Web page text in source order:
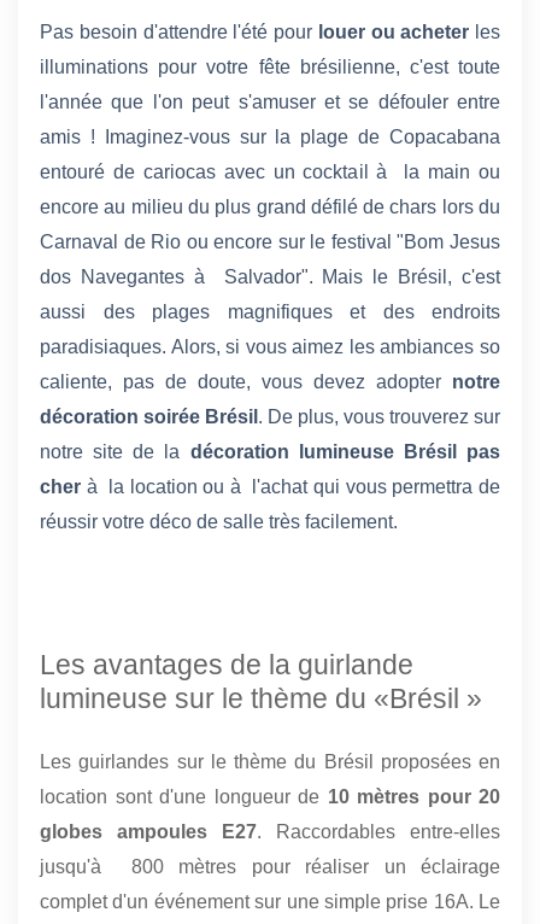
Pas besoin d'attendre l'été pour louer ou acheter les
illuminations pour votre fête brésilienne, c'est toute
l'année que l'on peut s'amuser et se défouler entre
amis ! Imaginez-vous sur la plage de Copacabana
entouré de cariocas avec un cocktail à la main ou
encore au milieu du plus grand défilé de chars lors du
Carnaval de Rio ou encore sur le festival "Bom Jesus
dos Navegantes à Salvador". Mais le Brésil, c'est
aussi des plages magnifiques et des endroits
paradisiaques. Alors, si vous aimez les ambiances so
caliente, pas de doute, vous devez adopter notre
décoration soirée Brésil . De plus, vous trouverez sur
notre site de la décoration lumineuse Brésil pas
cher à la location ou à l'achat qui vous permettra de
réussir votre déco de salle très facilement.
Les avantages de la guirlande
lumineuse sur le thème du «Brésil »
Les guirlandes sur le thème du Brésil proposées en
location sont d'une longueur de 10 mètres pour 20
globes ampoules E27. Raccordables entre-elles
jusqu'à 800 mètres pour réaliser un éclairage
complet d'un événement sur une simple prise 16A. Le